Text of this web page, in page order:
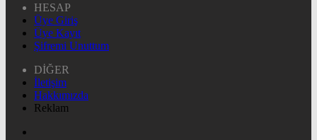
HESAP
Üye Giriş
Üye Kayıt
Şifremi Unuttum
DİĞER
İletişim
Hakkımızda
Reklam